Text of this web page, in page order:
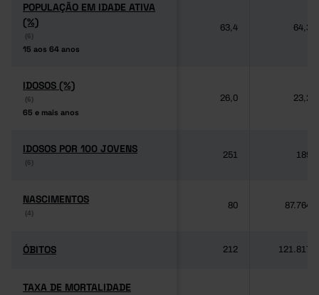
POPULAÇÃO EM IDADE ATIVA
(%)
(6)
15 aos 64 anos
POPULAÇÃO EM IDADE ATIVA
(%)
(6)
15 aos 64 anos
63,4 64,3
IDOSOS (%)
(6)
65 e mais anos
IDOSOS (%)
(6)
65 e mais anos
26,0 23,2
IDOSOS POR 100 JOVENS
(6)
IDOSOS POR 100 JOVENS
(6)
251 189
NASCIMENTOS
(4)
NASCIMENTOS
(4)
80 87.764
ÓBITOS
ÓBITOS 212 121.817
TAXA DE MORTALIDADE
TAXA DE MORTALIDADE